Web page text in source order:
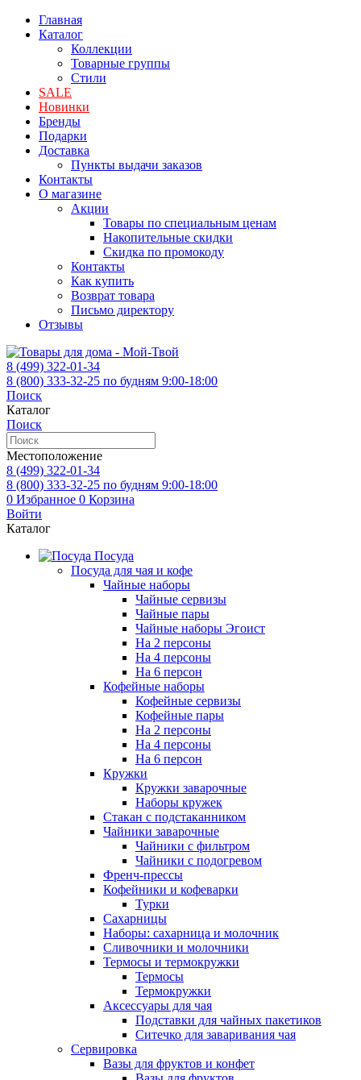
Главная
Каталог
Коллекции
Товарные группы
Стили
SALE
Новинки
Бренды
Подарки
Доставка
Пункты выдачи заказов
Контакты
О магазине
Акции
Товары по специальным ценам
Накопительные скидки
Скидка по промокоду
Контакты
Как купить
Возврат товара
Письмо директору
Отзывы
8 (499) 322-01-34
8 (800) 333-32-25 по будням 9:00-18:00
Поиск
Каталог
Поиск
Местоположение
8 (499) 322-01-34
8 (800) 333-32-25 по будням 9:00-18:00
0 Избранное 0 Корзина
Войти
Каталог
Посуда
Посуда для чая и кофе
Чайные наборы
Чайные сервизы
Чайные пары
Чайные наборы Эгоист
На 2 персоны
На 4 персоны
На 6 персон
Кофейные наборы
Кофейные сервизы
Кофейные пары
На 2 персоны
На 4 персоны
На 6 персон
Кружки
Кружки заварочные
Наборы кружек
Стакан с подстаканником
Чайники заварочные
Чайники с фильтром
Чайники с подогревом
Френч-прессы
Кофейники и кофеварки
Турки
Сахарницы
Наборы: сахарница и молочник
Сливочники и молочники
Термосы и термокружки
Термосы
Термокружки
Аксессуары для чая
Подставки для чайных пакетиков
Ситечко для заваривания чая
Сервировка
Вазы для фруктов и конфет